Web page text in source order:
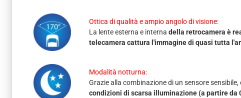
Ottica di qualità e ampio angolo di visione:
La lente esterna e interna della retrocamera è
telecamera cattura l'immagine di quasi tutta
Modalità notturna:
Grazie alla combinazione di un sensore
condizioni di scarsa illuminazione (a partire da